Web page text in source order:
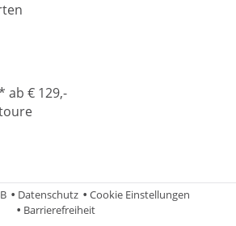
ab € 129,-
Datenschutz
Cookie Einstellungen
Barrierefreiheit